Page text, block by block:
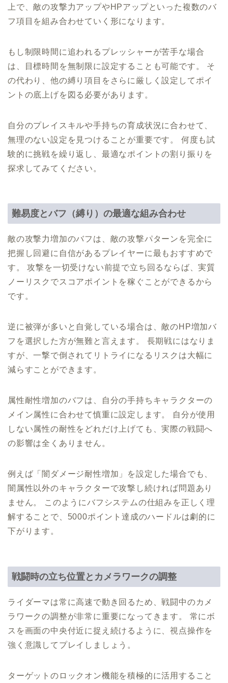
上で、敵の攻撃力アップやHPアップといった複数のバ
フ項目を組み合わせていく形になります。
もし制限時間に追われるプレッシャーが苦手な場合
は、目標時間を無制限に設定することも可能です。 そ
の代わり、他の縛り項目をさらに厳しく設定してポイ
ントの底上げを図る必要があります。
自分のプレイスキルや手持ちの育成状況に合わせて、
無理のない設定を見つけることが重要です。 何度も試
験的に挑戦を繰り返し、最適なポイントの割り振りを
探求してみてください。
難易度とバフ（縛り）の最適な組み合わせ
敵の攻撃力増加のバフは、敵の攻撃パターンを完全に
把握し回避に自信があるプレイヤーに最もおすすめで
す。 攻撃を一切受けない前提で立ち回るならば、実質
ノーリスクでスコアポイントを稼ぐことができるから
です。
逆に被弾が多いと自覚している場合は、敵のHP増加バ
フを選択した方が無難と言えます。 長期戦にはなりま
すが、一撃で倒されてリトライになるリスクは大幅に
減らすことができます。
属性耐性増加のバフは、自分の手持ちキャラクターの
メイン属性に合わせて慎重に設定します。 自分が使用
しない属性の耐性をどれだけ上げても、実際の戦闘へ
の影響は全くありません。
例えば「闇ダメージ耐性増加」を設定した場合でも、
闇属性以外のキャラクターで攻撃し続ければ問題あり
ません。 このようにバフシステムの仕組みを正しく理
解することで、5000ポイント達成のハードルは劇的に
下がります。
戦闘時の立ち位置とカメラワークの調整
ライダーマは常に高速で動き回るため、戦闘中のカメ
ラワークの調整が非常に重要になってきます。 常にボ
スを画面の中央付近に捉え続けるように、視点操作を
強く意識してプレイしましょう。
ターゲットのロックオン機能を積極的に活用すること